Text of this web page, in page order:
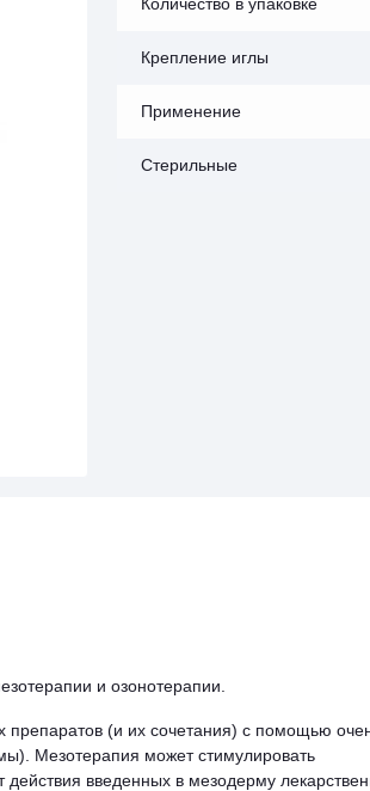
Крепление иглы
Применение
Стерильные
и озонотерапии.
препаратов (и их сочетания) с помощью
Мезотерапия может стимулировать
введенных в мезодерму